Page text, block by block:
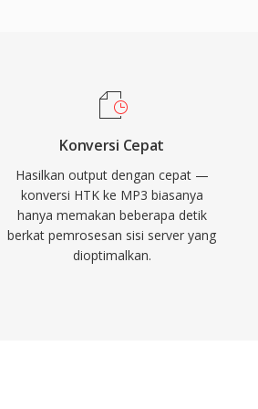
Konversi Cepat
Hasilkan output dengan cepat —
konversi HTK ke MP3 biasanya
hanya memakan beberapa detik
berkat pemrosesan sisi server yang
dioptimalkan.